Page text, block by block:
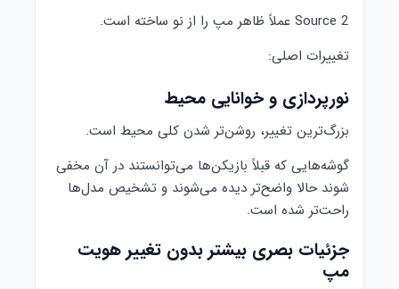
Source 2 عملاً ظاهر مپ را از نو ساخته است.
تغییرات اصلی:
نورپردازی و خوانایی محیط
بزرگ‌ترین تغییر، روشن‌تر شدن کلی محیط است.
گوشه‌هایی که قبلاً بازیکن‌ها می‌توانستند در آن مخفی
شوند حالا واضح‌تر دیده می‌شوند و تشخیص مدل‌ها
راحت‌تر شده است.
جزئیات بصری بیشتر بدون تغییر هویت
مپ